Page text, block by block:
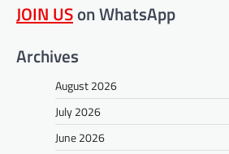
JOIN USon WhatsApp
Archives
August 2026
July 2026
June 2026